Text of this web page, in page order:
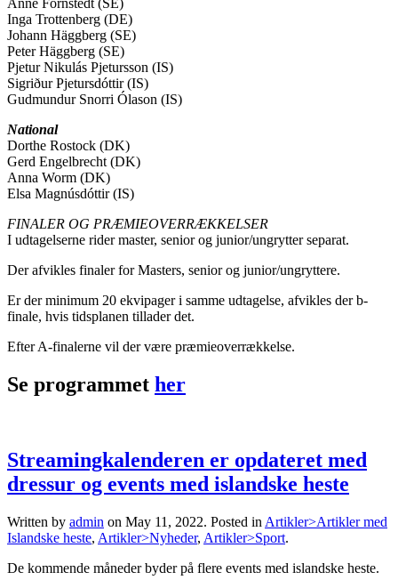
Anne Fornstedt (SE)
Inga Trottenberg (DE)
Johann Häggberg (SE)
Peter Häggberg (SE)
Pjetur Nikulás Pjetursson (IS)
Sigriður Pjetursdóttir (IS)
Gudmundur Snorri Ólason (IS)
National
Dorthe Rostock (DK)
Gerd Engelbrecht (DK)
Anna Worm (DK)
Elsa Magnúsdóttir (IS)
FINALER OG PRÆMIEOVERRÆKKELSER
I udtagelserne rider master, senior og junior/ungrytter separat.
Der afvikles finaler for Masters, senior og junior/ungryttere.
Er der minimum 20 ekvipager i samme udtagelse, afvikles der b-
finale, hvis tidsplanen tillader det.
Efter A-finalerne vil der være præmieoverrækkelse.
Se programmet her
Streamingkalenderen er opdateret med
dressur og events med islandske heste
Written by admin on May 11, 2022. Posted in Artikler>Artikler med
Islandske heste, Artikler>Nyheder, Artikler>Sport.
De kommende måneder byder på flere events med islandske heste.